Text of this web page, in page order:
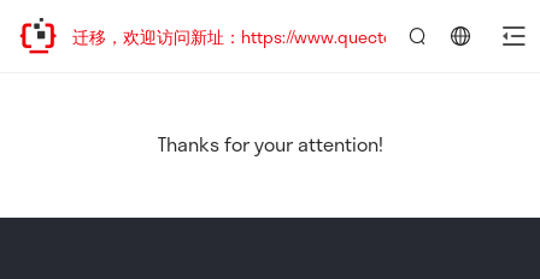
地址已迁移，欢迎访问新址：https://www.quectel.com.cn
Thanks for your attention!